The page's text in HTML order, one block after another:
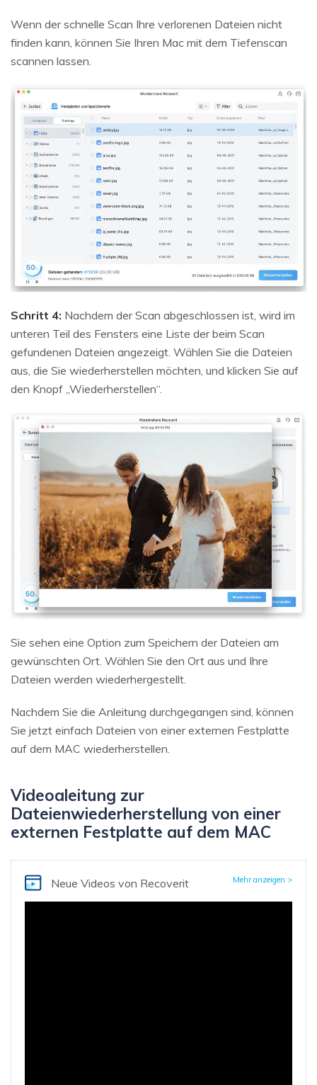
Wenn der schnelle Scan Ihre verlorenen Dateien nicht
finden kann, können Sie Ihren Mac mit dem Tiefenscan
scannen lassen.
Schritt 4: Nachdem der Scan abgeschlossen ist, wird im
unteren Teil des Fensters eine Liste der beim Scan
gefundenen Dateien angezeigt. Wählen Sie die Dateien
aus, die Sie wiederherstellen möchten, und klicken Sie auf
den Knopf „Wiederherstellen“.
Sie sehen eine Option zum Speichern der Dateien am
gewünschten Ort. Wählen Sie den Ort aus und Ihre
Dateien werden wiederhergestellt.
Nachdem Sie die Anleitung durchgegangen sind, können
Sie jetzt einfach Dateien von einer externen Festplatte
auf dem MAC wiederherstellen.
Videoaleitung zur
Dateienwiederherstellung von einer
externen Festplatte auf dem MAC
Neue Videos von Recoverit Mehr anzeigen >